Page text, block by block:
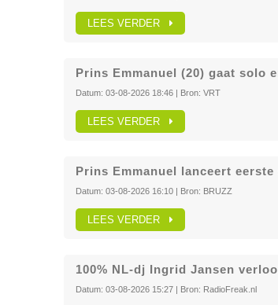
LEES VERDER
Prins Emmanuel (20) gaat solo
Datum: 03-08-2026 18:46| Bron: VRT
LEES VERDER
Prins Emmanuel lanceert
Datum: 03-08-2026 16:10| Bron: BRUZZ
LEES VERDER
100% NL-dj Ingrid Jansen
Datum: 03-08-2026 15:27| Bron: RadioFreak.nl